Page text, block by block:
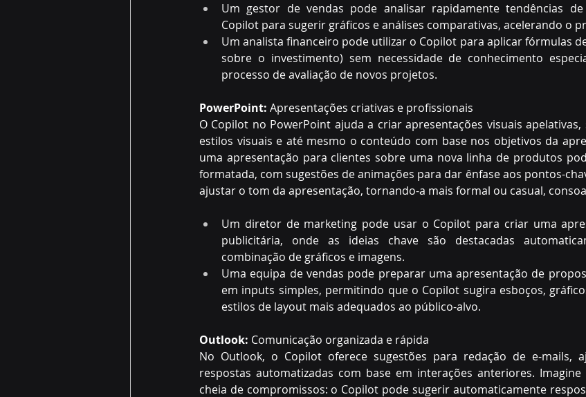
Um gestor de vendas pode analisar rapidamente tendências
Copilot para sugerir gráficos e análises comparativas, acelerando o
Um analista financeiro pode utilizar o Copilot para aplicar fórmulas
sobre o investimento) sem necessidade de conhecimento
processo de avaliação de novos projetos.
PowerPoint: Apresentações criativas e profissionais
O Copilot no PowerPoint ajuda a criar apresentações visuais
estilos visuais e até mesmo o conteúdo com base nos objetivos da
uma apresentação para clientes sobre uma nova linha de produtos
formatada, com sugestões de animações para dar ênfase aos pontos-
ajustar o tom da apresentação, tornando-a mais formal ou casual,
Um diretor de marketing pode usar o Copilot para criar uma
publicitária, onde as ideias chave são destacadas
combinação de gráficos e imagens.
Uma equipa de vendas pode preparar uma apresentação de
em inputs simples, permitindo que o Copilot sugira esboços,
estilos de layout mais adequados ao público-alvo.
Outlook: Comunicação organizada e rápida
No Outlook, o Copilot oferece sugestões para redação de e-mails,
respostas automatizadas com base em interações anteriores.
cheia de compromissos: o Copilot pode sugerir automaticamente